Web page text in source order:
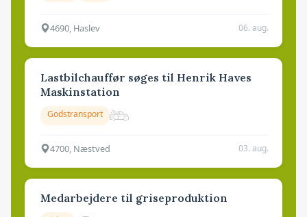
4690, Haslev 06. aug.
Lastbilchauffør søges til Henrik Haves
Maskinstation
Godstransport
4700, Næstved 03. aug.
Medarbejdere til griseproduktion